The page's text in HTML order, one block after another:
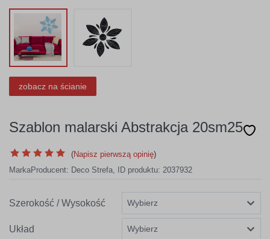
zobacz na ścianie
Szablon malarski Abstrakcja 20sm25
(Napisz pierwszą opinię)
MarkaProducent: Deco Strefa, ID produktu: 2037932
Szerokość / Wysokość
Układ